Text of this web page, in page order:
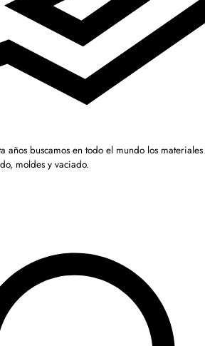
años buscamos en todo el mundo los
moldes y vaciado.